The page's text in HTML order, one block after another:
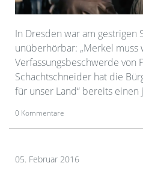
In Dresden war am gestrigen
unüberhörbar: „Merkel muss
Verfassungsbeschwerde von
Schachtschneider hat die
für unser Land“ bereits einen
0 Kommentare
05. Februar 2016